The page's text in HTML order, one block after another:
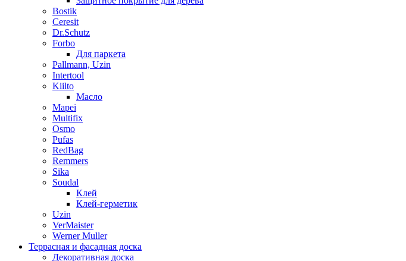
Bostik
Ceresit
Dr.Schutz
Forbo
Для паркета
Pallmann, Uzin
Intertool
Kiilto
Масло
Mapei
Multifix
Osmo
Pufas
RedBag
Remmers
Sika
Soudal
Клей
Клей-герметик
Uzin
VerMaister
Werner Muller
Террасная и фасадная доска
Декоративная доска